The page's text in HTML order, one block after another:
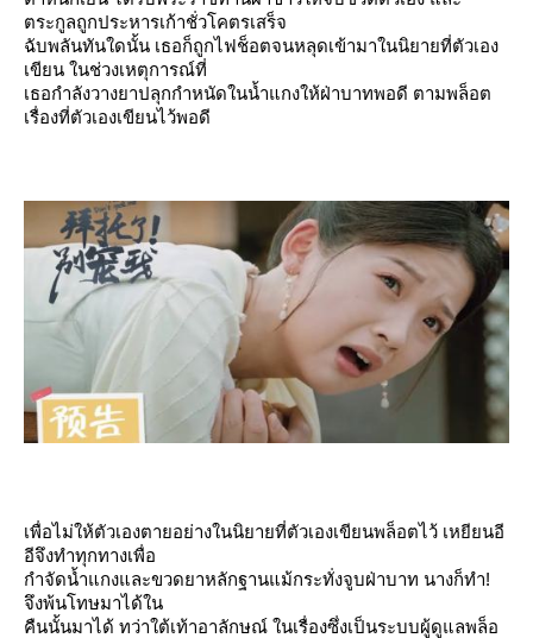
ตระกูลถูกประหารเก้าชั่วโคตรเสร็จ
ฉับพลันทันใดนั้น เธอก็ถูกไฟช็อตจนหลุดเข้ามาในนิยายที่ตัวเอง
เขียน ในช่วงเหตุการณ์ที่
เธอกำลังวางยาปลุกกำหนัดในน้ำแกงให้ฝ่าบาทพอดี ตามพล็อต
เรื่องที่ตัวเองเขียนไว้พอดี
เพื่อไม่ให้ตัวเองตายอย่างในนิยายที่ตัวเองเขียนพล็อตไว้ เหยียนอี
อีจึงทำทุกทางเพื่อ
กำจัดน้ำแกงและขวดยาหลักฐานแม้กระทั่งจูบฝ่าบาท นางก็ทำ!
จึงพ้นโทษมาได้ใน
คืนนั้นมาได้ ทว่าใต้เท้าอาลักษณ์ ในเรื่องซึ่งเป็นระบบผู้ดูแลพล็อ